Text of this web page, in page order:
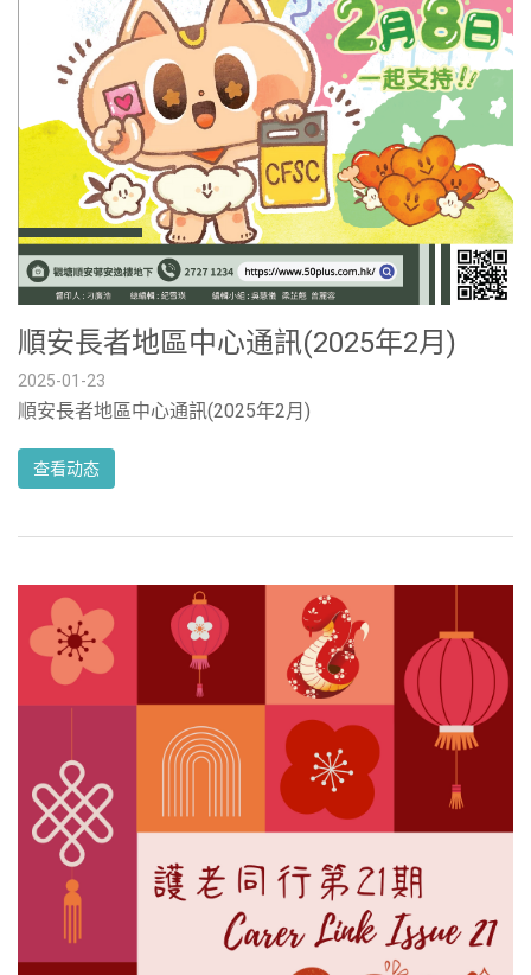
順安長者地區中心通訊(2025年2月)
2025-01-23
順安長者地區中心通訊(2025年2月)
查看动态